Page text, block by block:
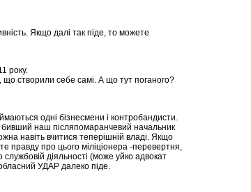
Якщо далі так піде, то можете
року.
що створили себе самі. А що тут поганого?
одні бізнесмени і контробандисти.
наш післяпомаранчевий начальник
навіть вчитися теперішній владі. Якщо
правду про цього міліціонера -перевертня,
діяльності (може уйко адвокат
УДАР далеко піде.